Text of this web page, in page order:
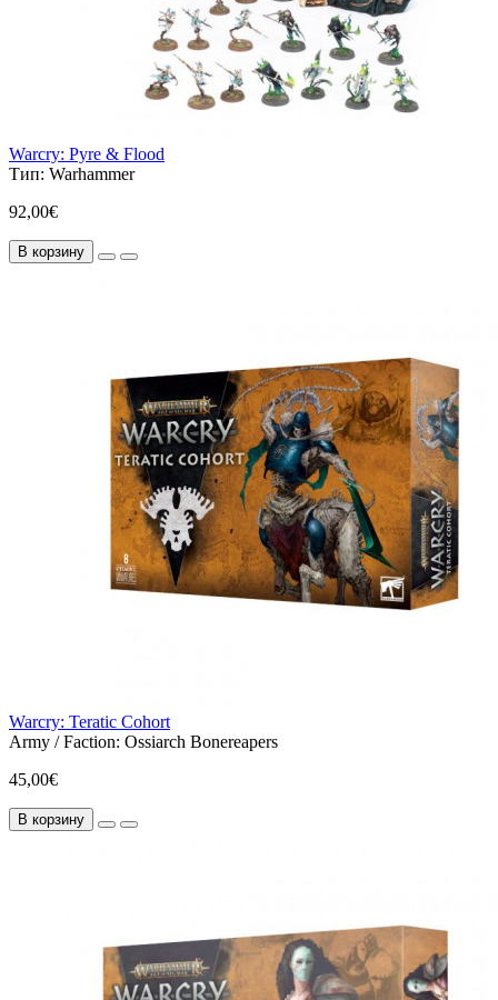
Warcry: Pyre & Flood
Тип: Warhammer
92,00€
В корзину
Warcry: Teratic Cohort
Army / Faction: Ossiarch Bonereapers
45,00€
В корзину